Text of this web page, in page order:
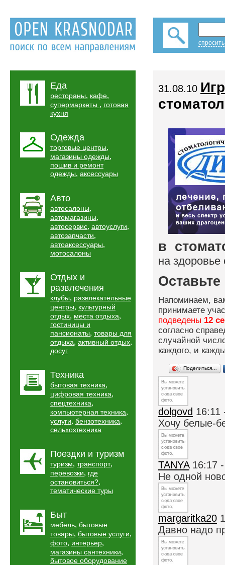
Еда
рестораны, кафе,
супермаркеты , готовая
кухня
Одежда
торговые центры,
магазины одежды,
пошив и ремонт
одежды, аксессуары
Авто
автосалоны,
автомагазины,
автосервис, автоуслуги,
автозапчасти,
автоаксессуары,
мотосалоны
Отдых и
развлечения
клубы, развлекательные
центры, культурный
отдых, места отдыха,
гостиницы и
пансионаты, товары для
отдыха, активный отдых,
досуг
Техника
бытовая техника,
цифровая техника,
спецтехника,
компьютерная техника,
услуги, бензотехника,
сельхозтехника
Поездки и туризм
туризм, транспорт,
перевозки, где
остановиться?,
тематические туры
Быт
мебель, бытовые
товары, бытовые услуги,
фото, интерьер,
магазины сантехники,
бытовое оборудование
31.08.10
в
на
Напоминаем,
принимаете
подведены 12
согласно
случайной
каждого, и
Поделиться…
dolgovd 16:11
Хочу белые-
TANYA 16:17
Не одной
margaritka20
Давно надо